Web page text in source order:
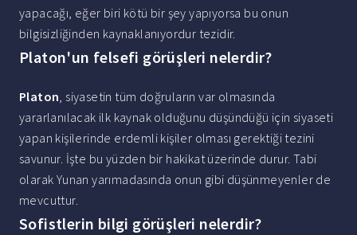
yapacağı, eğer biri kötü bir şey yapıyorsa bu onun
bilgisizliğinden kaynaklanıyordur tezidir.
Platon'un felsefi görüşleri nelerdir?
Platon, siyasetin tüm doğruların var olmasında
yararlanılacak ilk kaynak olduğunu düşündüğü için siyaseti
yapan kişilerinde erdemli kişiler olması gerektiği tezini
savunur. İşte bu yüzden bir hakikat üzerinde durur. Tabi
olarak Yunan yarımadasında onun gibi düşünmeyenler de
mevcuttur.
Sofistlerin bilgi görüşleri nelerdir?